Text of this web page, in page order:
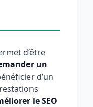
d’être
un
d’un
le SEO